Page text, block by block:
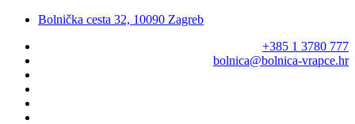
Bolnička cesta 32, 10090 Zagreb
+385 1 3780 777
bolnica@bolnica-vrapce.hr